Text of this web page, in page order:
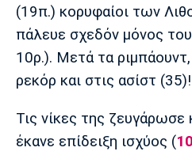
Σίτι
(19π.) κορυφαίοι των
πάλευε σχεδόν μόνος
10ρ.). Μετά τα ριμπάουντ,
ρεκόρ και στις ασίστ (35)!
Τις νίκες της ζευγάρωσε
έκανε επίδειξη ισχύος (